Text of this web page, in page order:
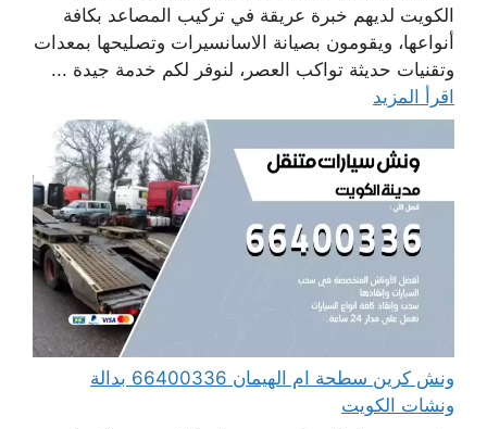
الكويت لديهم خبرة عريقة في تركيب المصاعد بكافة
أنواعها، ويقومون بصيانة الاسانسيرات وتصليحها بمعدات
وتقنيات حديثة تواكب العصر، لنوفر لكم خدمة جيدة ...
اقرأ المزيد
ونش كرين سطحة ام الهيمان 66400336 بدالة
ونشات الكويت